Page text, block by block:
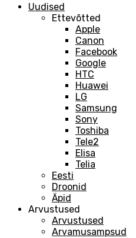
Uudised
Ettevõtted
Apple
Canon
Facebook
Google
HTC
Huawei
LG
Samsung
Sony
Toshiba
Tele2
Elisa
Telia
Eesti
Droonid
Äpid
Arvustused
Arvustused
Arvamusampsud